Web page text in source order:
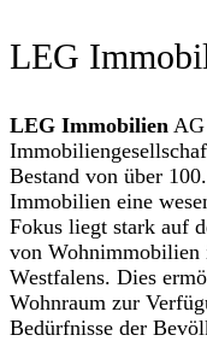
LEG
LEG Immobilien AG
Bestand von über
Immobilien eine
Fokus liegt stark auf
von Wohnimmobilien
Westfalens. Dies
Wohnraum zur
Bedürfnisse der